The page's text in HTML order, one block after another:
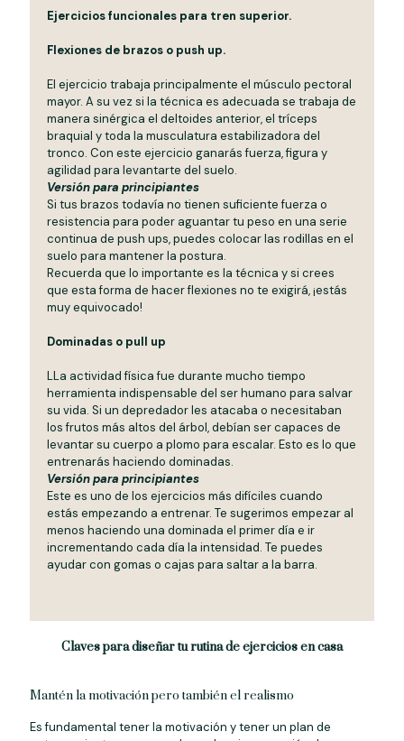
Ejercicios funcionales para tren superior.
Flexiones de brazos o push up.
El ejercicio trabaja principalmente el músculo pectoral
mayor. A su vez si la técnica es adecuada se trabaja de
manera sinérgica el deltoides anterior, el tríceps
braquial y toda la musculatura estabilizadora del
tronco. Con este ejercicio ganarás fuerza, figura y
agilidad para levantarte del suelo.
Versión para principiantes
Si tus brazos todavía no tienen suficiente fuerza o
resistencia para poder aguantar tu peso en una serie
continua de push ups, puedes colocar las rodillas en el
suelo para mantener la postura.
Recuerda que lo importante es la técnica y si crees
que esta forma de hacer flexiones no te exigirá, ¡estás
muy equivocado!
Dominadas o pull up
LLa actividad física fue durante mucho tiempo
herramienta indispensable del ser humano para salvar
su vida. Si un depredador les atacaba o necesitaban
los frutos más altos del árbol, debían ser capaces de
levantar su cuerpo a plomo para escalar. Esto es lo que
entrenarás haciendo dominadas.
Versión para principiantes
Este es uno de los ejercicios más difíciles cuando
estás empezando a entrenar. Te sugerimos empezar al
menos haciendo una dominada el primer día e ir
incrementando cada día la intensidad. Te puedes
ayudar con gomas o cajas para saltar a la barra.
Claves para diseñar tu rutina de ejercicios en casa
Mantén la motivación pero también el realismo
Es fundamental tener la motivación y tener un plan de